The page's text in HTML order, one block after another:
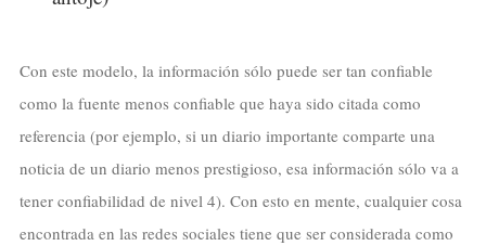
Con este modelo, la información sólo puede ser tan confiable
como la fuente menos confiable que haya sido citada como
referencia (por ejemplo, si un diario importante comparte una
noticia de un diario menos prestigioso, esa información sólo va a
tener confiabilidad de nivel 4). Con esto en mente, cualquier cosa
encontrada en las redes sociales tiene que ser considerada como